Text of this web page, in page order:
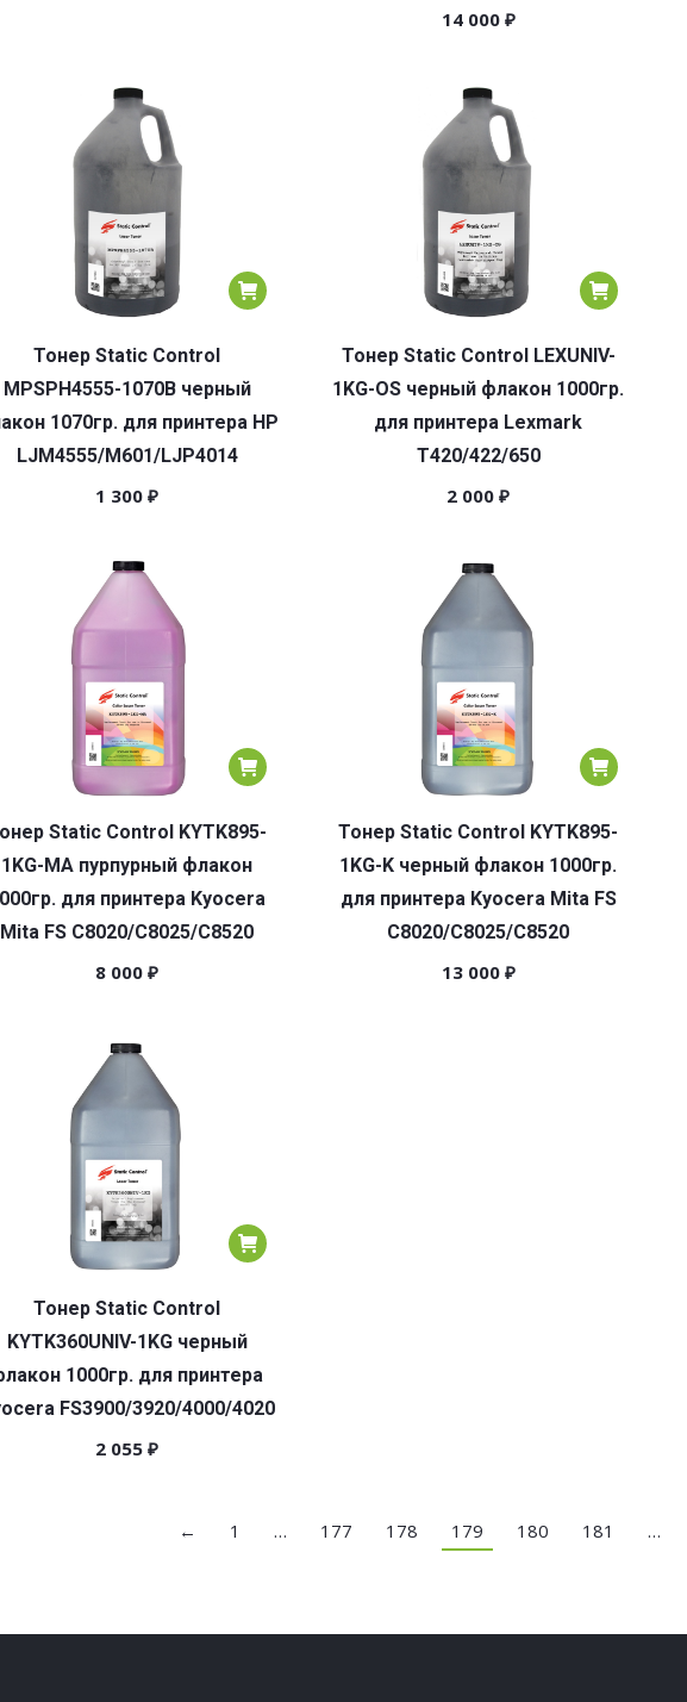
14 000 ₽
Тонер Static Control
MPSPH4555-1070B черный
1070гр. для принтера HP
LJM4555/M601/LJP4014
1 300 ₽
Тонер Static Control LEXUNIV-
1KG-OS черный флакон 1000гр.
для принтера Lexmark
T420/422/650
2 000 ₽
Static Control KYTK895-
1KG-MA пурпурный флакон
для принтера Kyocera
Mita FS C8020/C8025/C8520
8 000 ₽
Тонер Static Control KYTK895-
1KG-K черный флакон 1000гр.
для принтера Kyocera Mita FS
C8020/C8025/C8520
13 000 ₽
Тонер Static Control
KYTK360UNIV-1KG черный
1000гр. для принтера
FS3900/3920/4000/4020
2 055 ₽
← 1 … 177 178 179 180 181 …